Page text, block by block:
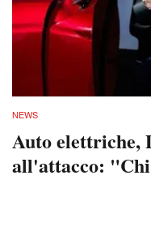
NEWS
Auto elettriche,
all'attacco: